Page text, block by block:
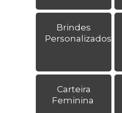
Brindes
Personalizados
Carteira
Feminina